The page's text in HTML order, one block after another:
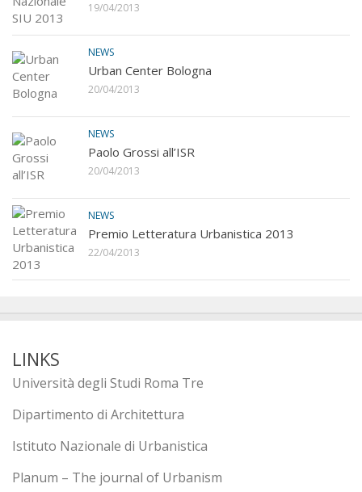
19/04/2013
NEWS
Urban Center Bologna
20/04/2013
NEWS
Paolo Grossi all’ISR
20/04/2013
NEWS
Premio Letteratura Urbanistica 2013
22/04/2013
LINKS
Università degli Studi Roma Tre
Dipartimento di Architettura
Istituto Nazionale di Urbanistica
Planum – The journal of Urbanism